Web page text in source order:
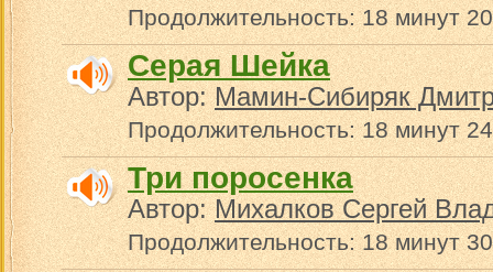
Продолжительность: 18 минут
Серая Шейка
Автор:Мамин-Сибиряк
Продолжительность: 18 минут
Три поросенка
Автор:Михалков Сергей
Продолжительность: 18 минут